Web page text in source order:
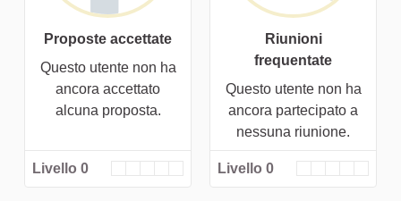
Proposte accettate
Questo utente non ha
ancora accettato
alcuna proposta.
Livello 0
Riunioni
frequentate
Questo utente non ha
ancora partecipato a
nessuna riunione.
Livello 0